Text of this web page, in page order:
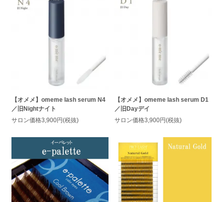
【オメメ】omeme lash serum N4
／旧Nightナイト
サロン価格3,900円(税抜)
【オメメ】omeme lash serum D1
／旧Dayデイ
サロン価格3,900円(税抜)